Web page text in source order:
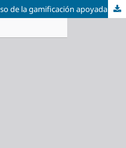
Percepciones docentes sobre el uso de la gamificación apoyada por inteligencia artificial en la educación matemática